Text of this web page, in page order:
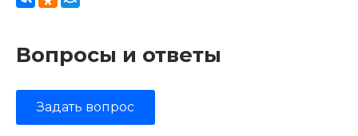
Вопросы и ответы
Задать вопрос